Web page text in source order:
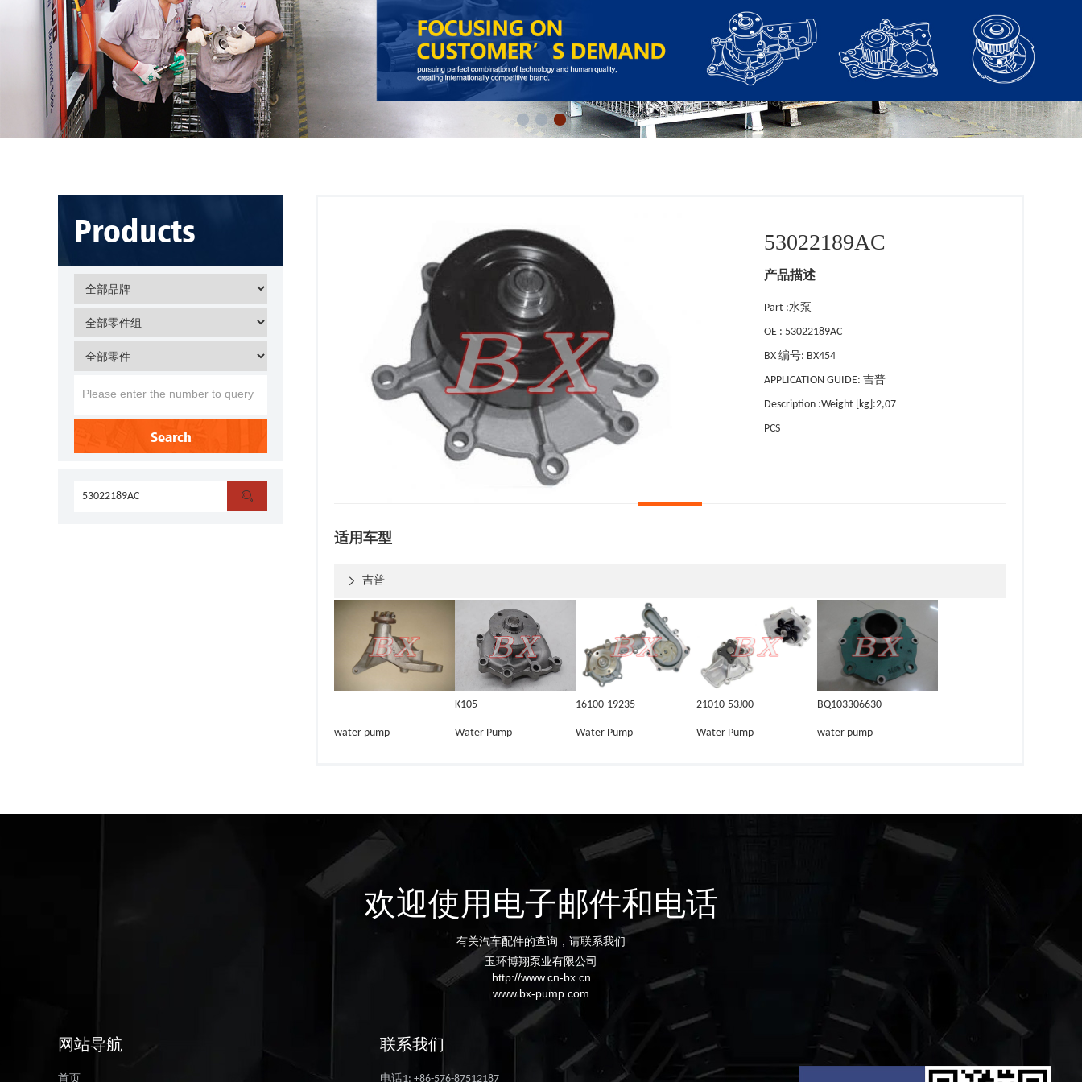
Products
Search

53022189AC
产品描述
Part :水泵
OE : 53022189AC
BX 编号: BX454
APPLICATION GUIDE: 吉普
Description :Weight [kg]:2,07
PCS
适用车型
吉普

water pump
K105
Water Pump
16100-19235
Water Pump
21010-53J00
Water Pump
BQ103306630
water pump
欢迎使用电子邮件和电话
有关汽车配件的查询，请联系我们
玉环博翔泵业有限公司
http://www.cn-bx.cn
www.bx-pump.com
网站导航
首页
联系我们
电话1: +86-576-87512187